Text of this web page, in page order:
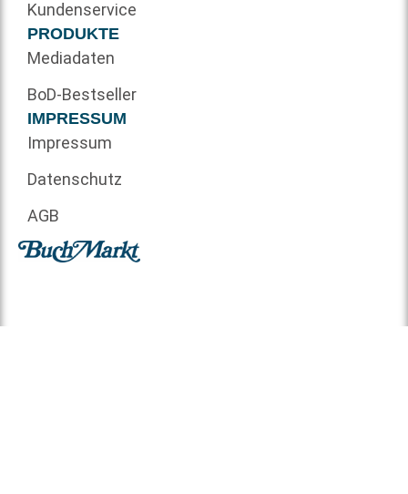
Kundenservice
PRODUKTE
Mediadaten
BoD-Bestseller
IMPRESSUM
Impressum
Datenschutz
AGB